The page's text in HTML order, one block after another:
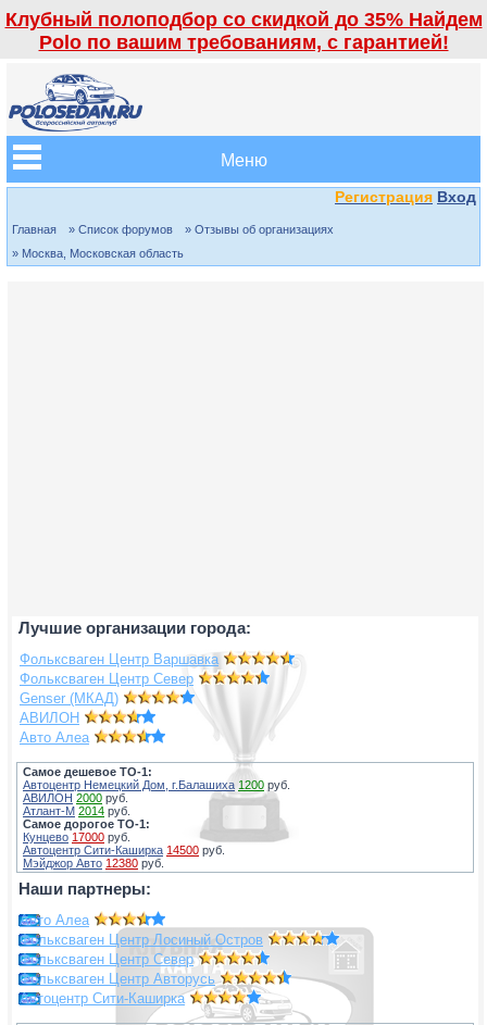
Клубный полоподбор со скидкой до 35% Найдем
Polo по вашим требованиям, с гарантией!
Меню
Регистрация Вход
Главная » Список форумов
» Отзывы об организациях
» Москва, Московская область
Лучшие организации города:
Фольксваген Центр Варшавка
Фольксваген Центр Север
Genser (МКАД)
АВИЛОН
Авто Алеа
Самое дешевое ТО-1:
Автоцентр Немецкий Дом, г.Балашиха 1200 руб.
АВИЛОН 2000 руб.
Атлант-М 2014 руб.
Самое дорогое ТО-1:
Кунцево 17000 руб.
Автоцентр Сити-Каширка 14500 руб.
Мэйджор Авто 12380 руб.
Наши партнеры:
Авто Алеа
Фольксваген Центр Лосиный Остров
Фольксваген Центр Север
Фольксваген Центр Авторусь
Автоцентр Сити-Каширка